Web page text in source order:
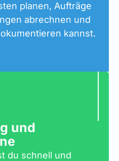
planen, Aufträge
abrechnen und
kannst.
und
du schnell und